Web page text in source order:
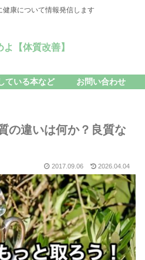
健康について情報発信します
よ【体質改善】
ている本など お問い合わせ
の違いは何か？良質な
2017.09.06 2026.04.04